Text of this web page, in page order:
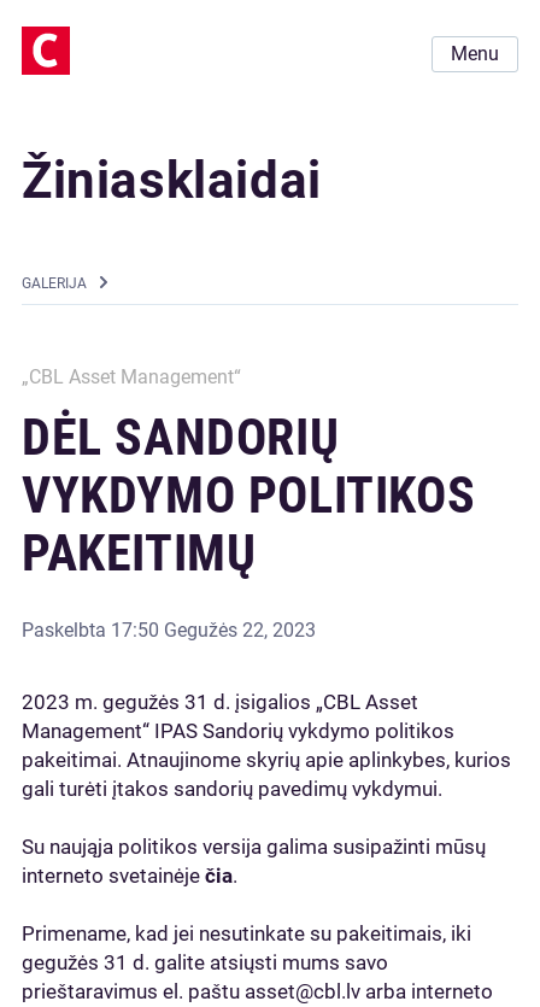
Menu
Žiniasklaidai
GALERIJA
„CBL Asset Management“
DĖL SANDORIŲ
VYKDYMO POLITIKOS
PAKEITIMŲ
Paskelbta 17:50 Gegužės 22, 2023
2023 m. gegužės 31 d. įsigalios „CBL Asset
Management“ IPAS Sandorių vykdymo politikos
pakeitimai. Atnaujinome skyrių apie aplinkybes, kurios
gali turėti įtakos sandorių pavedimų vykdymui.
Su naująja politikos versija galima susipažinti mūsų
interneto svetainėje čia.
Primename, kad jei nesutinkate su pakeitimais, iki
gegužės 31 d. galite atsiųsti mums savo
prieštaravimus el. paštu asset@cbl.lv arba interneto